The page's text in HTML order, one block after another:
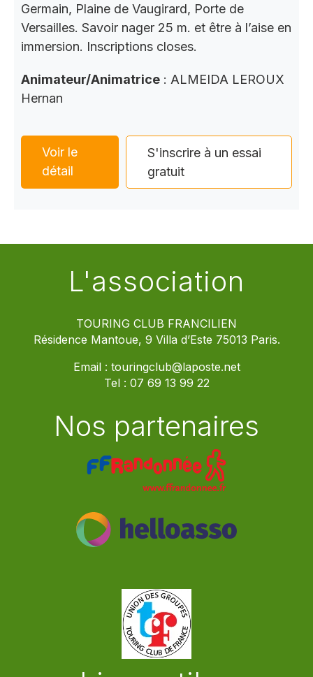
Germain, Plaine de Vaugirard, Porte de
Versailles. Savoir nager 25 m. et être à l’aise en
immersion. Inscriptions closes.
Animateur/Animatrice : ALMEIDA LEROUX
Hernan
Voir le
détail
S'inscrire à un essai
gratuit
L'association
TOURING CLUB FRANCILIEN
Résidence Mantoue, 9 Villa d’Este 75013 Paris.
Email : touringclub@laposte.net
Tel : 07 69 13 99 22
Nos partenaires